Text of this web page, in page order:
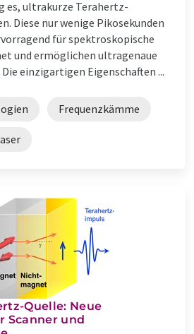
es, ultrakurze Terahertz-
Diese nur wenige Pikosekunden
für spektroskopische
und ermöglichen ultragenaue
einzigartigen Eigenschaften ...
Frequenzkämme
Quelle: Neue
Scanner und